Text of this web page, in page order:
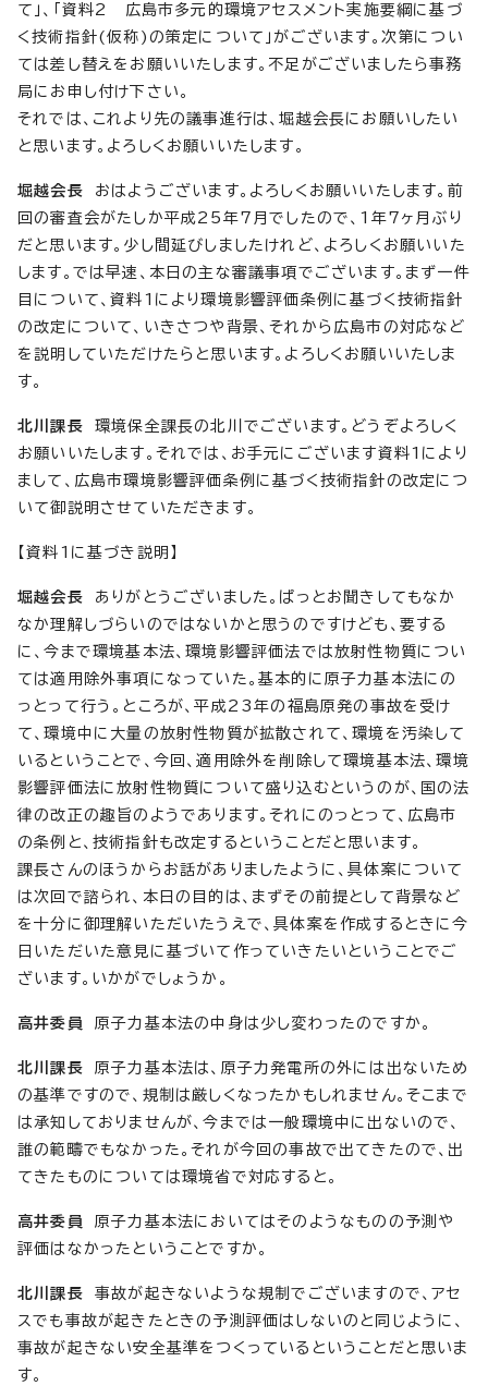
て」、「資料2 広島市多元的環境アセスメント実施要綱に基づ
く技術指針(仮称)の策定について」がございます。次第につい
ては差し替えをお願いいたします。不足がございましたら事務
局にお申し付け下さい。
それでは、これより先の議事進行は、堀越会長にお願いしたい
と思います。よろしくお願いいたします。
堀越会長 おはようございます。よろしくお願いいたします。前
回の審査会がたしか平成25年7月でしたので、1年7ヶ月ぶり
だと思います。少し間延びしましたけれど、よろしくお願いいた
します。では早速、本日の主な審議事項でございます。まず一件
目について、資料1により環境影響評価条例に基づく技術指針
の改定について、いきさつや背景、それから広島市の対応など
を説明していただけたらと思います。よろしくお願いいたしま
す。
北川課長 環境保全課長の北川でございます。どうぞよろしく
お願いいたします。それでは、お手元にございます資料1により
まして、広島市環境影響評価条例に基づく技術指針の改定につ
いて御説明させていただきます。
【資料1に基づき説明】
堀越会長 ありがとうございました。ぱっとお聞きしてもなか
なか理解しづらいのではないかと思うのですけども、要する
に、今まで環境基本法、環境影響評価法では放射性物質につい
ては適用除外事項になっていた。基本的に原子力基本法にの
っとって行う。ところが、平成23年の福島原発の事故を受け
て、環境中に大量の放射性物質が拡散されて、環境を汚染して
いるということで、今回、適用除外を削除して環境基本法、環境
影響評価法に放射性物質について盛り込むというのが、国の法
律の改正の趣旨のようであります。それにのっとって、広島市
の条例と、技術指針も改定するということだと思います。
課長さんのほうからお話がありましたように、具体案について
は次回で諮られ、本日の目的は、まずその前提として背景など
を十分に御理解いただいたうえで、具体案を作成するときに今
日いただいた意見に基づいて作っていきたいということでご
ざいます。いかがでしょうか。
高井委員 原子力基本法の中身は少し変わったのですか。
北川課長 原子力基本法は、原子力発電所の外には出ないため
の基準ですので、規制は厳しくなったかもしれません。そこまで
は承知しておりませんが、今までは一般環境中に出ないので、
誰の範疇でもなかった。それが今回の事故で出てきたので、出
てきたものについては環境省で対応すると。
高井委員 原子力基本法においてはそのようなものの予測や
評価はなかったということですか。
北川課長 事故が起きないような規制でございますので、アセ
スでも事故が起きたときの予測評価はしないのと同じように、
事故が起きない安全基準をつくっているということだと思いま
す。